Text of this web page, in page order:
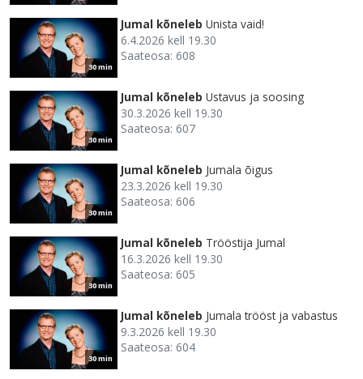
30 min
Jumal kõneleb Unista vaid!
6.4.2026 kell 19.30
Saateosa: 608
30 min
Jumal kõneleb Ustavus ja soosing
30.3.2026 kell 19.30
Saateosa: 607
30 min
Jumal kõneleb Jumala õigus
23.3.2026 kell 19.30
Saateosa: 606
30 min
Jumal kõneleb Trööstija Jumal
16.3.2026 kell 19.30
Saateosa: 605
30 min
Jumal kõneleb Jumala trööst ja vabastus
9.3.2026 kell 19.30
Saateosa: 604